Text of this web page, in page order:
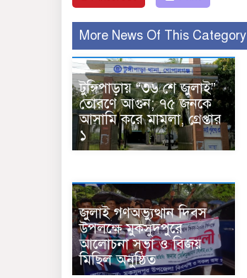
More News Of This Category
টুঙ্গিপাড়ায় “৩৬ শে জুলাই”
তোরণে আগুন; ৭৫ জনকে
আসামি করে মামলা, গ্রেপ্তার
১
জুলাই গণঅভ্যুত্থান দিবস
উপলক্ষে মুকসুদপুরে
আলোচনা সভা ও বিজয়
মিছিল অনুষ্ঠিত